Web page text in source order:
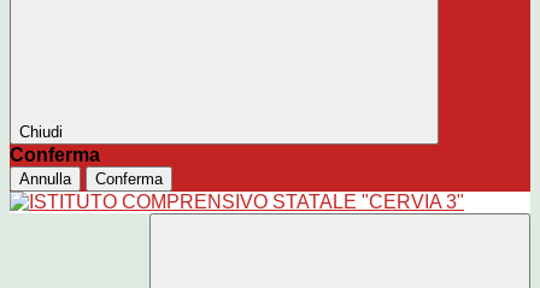
Chiudi
Conferma
Annulla Conferma